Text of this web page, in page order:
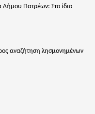
Δήμου Πατρέων: Στο ίδιο
αναζήτηση λησμονημένων